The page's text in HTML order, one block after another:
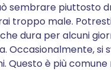
sembrare piuttosto
troppo male.
dura per alcuni
Occasionalmente, si
Questo è più